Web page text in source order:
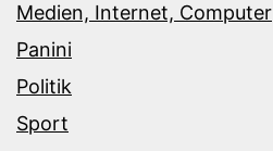
Medien, Internet, Computer
Panini
Politik
Sport